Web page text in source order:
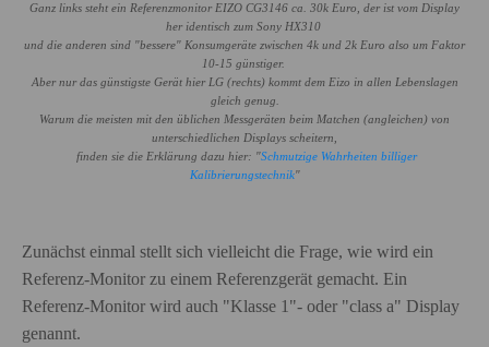
Ganz links steht ein Referenzmonitor EIZO CG3146 ca. 30k Euro, der ist vom Display
her identisch zum Sony HX310
und die anderen sind "bessere" Konsumgeräte zwischen 4k und 2k Euro also um Faktor
10-15 günstiger.
Aber nur das günstigste Gerät hier LG (rechts) kommt dem Eizo in allen Lebenslagen
gleich genug.
Warum die meisten mit den üblichen Messgeräten beim Matchen (angleichen) von
unterschiedlichen Displays scheitern,
finden sie die Erklärung dazu hier: "Schmutzige Wahrheiten billiger
Kalibrierungstechnik"
Zunächst einmal stellt sich vielleicht die Frage, wie wird ein
Referenz-Monitor zu einem Referenzgerät gemacht. Ein
Referenz-Monitor wird auch "Klasse 1"- oder "class a" Display
genannt.